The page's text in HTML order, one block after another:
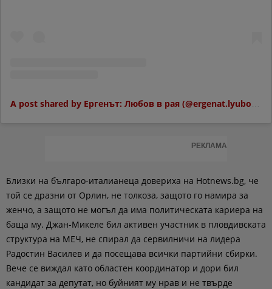
РЕКЛАМА
Близки на българо-италианеца довериха на Hotnews.bg, че
той се дразни от Орлин, не толкоза, защото го намира за
женчо, а защото не могъл да има политическата кариера на
баща му. Джан-Микеле бил активен участник в пловдивската
структура на МЕЧ, не спирал да сервилничи на лидера
Радостин Василев и да посещава всички партийни сбирки.
Вече се виждал като областен координатор и дори бил
кандидат за депутат, но буйният му нрав и не твърде